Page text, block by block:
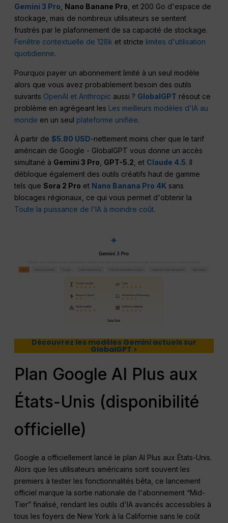
Gemini 3 Pro Nano Banane Pro , et 200 Go d'espace de
stockage, mais de nombreux utilisateurs se sentent
frustrés par le plafonnement de sa capacité de stockage.
Fenêtre contextuelle de 128k et stricte limites d'utilisation
quotidienne.
Pourquoi payer un abonnement limité à un seul modèle
alors que vous avez probablement besoin des outils
suivants OpenAI et Anthropic aussi ? GlobalGPT résout ce
problème en agrégeant les Les meilleurs modèles d'IA au
monde en un seul plateforme unifiée.
À partir de $5.80 USD-nettement moins cher que le tarif
américain de Google - GlobalGPT vous donne un accès
simultané à Gemini 3 Pro GPT-5.2 , et Claude 4.5. Il
débloque également des outils créatifs haut de gamme
tels queSora 2 Pro et Nano Banana Pro 4K sans
blocages régionaux, ce qui vous permet d'obtenir la
Toute la puissance de l'IA à moindre coût.
Découvrez les modèles Gemini actuels sur
GlobalGPT >
Plan Google AI Plus aux
États-Unis (disponibilité
officielle)
Google a officiellement lancé le plan AI Plus aux États-Unis.
Alors que les utilisateurs américains sont souvent les
premiers à tester les fonctionnalités bêta, ce lancement
officiel marque la sortie nationale de l'abonnement “Mid-
Tier” finalisé, rendant les outils d'IA avancés accessibles à
tous les foyers de New York à la Californie sans le coût